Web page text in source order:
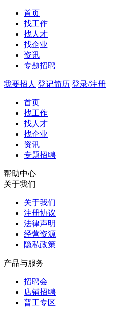
首页
找工作
找人才
找企业
资讯
专题招聘
我要招人 登记简历 登录/注册
首页
找工作
找人才
找企业
资讯
专题招聘
帮助中心
关于我们
关于我们
注册协议
法律声明
经营资源
隐私政策
产品与服务
招聘会
店铺招聘
普工专区